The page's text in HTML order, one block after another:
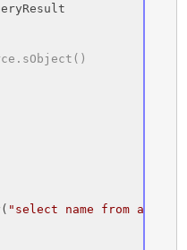
"select name from